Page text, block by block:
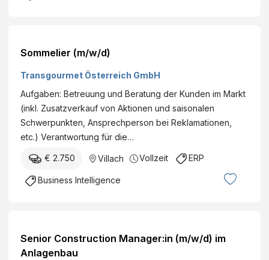
Sommelier (m/w/d)
Transgourmet Österreich GmbH
Aufgaben: Betreuung und Beratung der Kunden im Markt
(inkl. Zusatzverkauf von Aktionen und saisonalen
Schwerpunkten, Ansprechperson bei Reklamationen,
etc.) Verantwortung für die…
€ 2.750 Villach Vollzeit ERP
Business Intelligence
Senior Construction Manager:in (m/w/d) im
Anlagenbau